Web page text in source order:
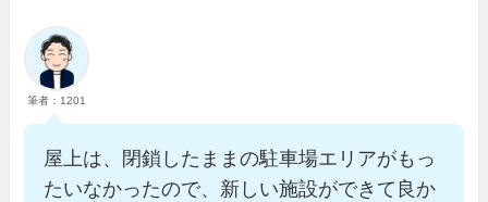
筆者：1201
屋上は、閉鎖したままの駐車場エリアがもっ
たいなかったので、新しい施設ができて良か